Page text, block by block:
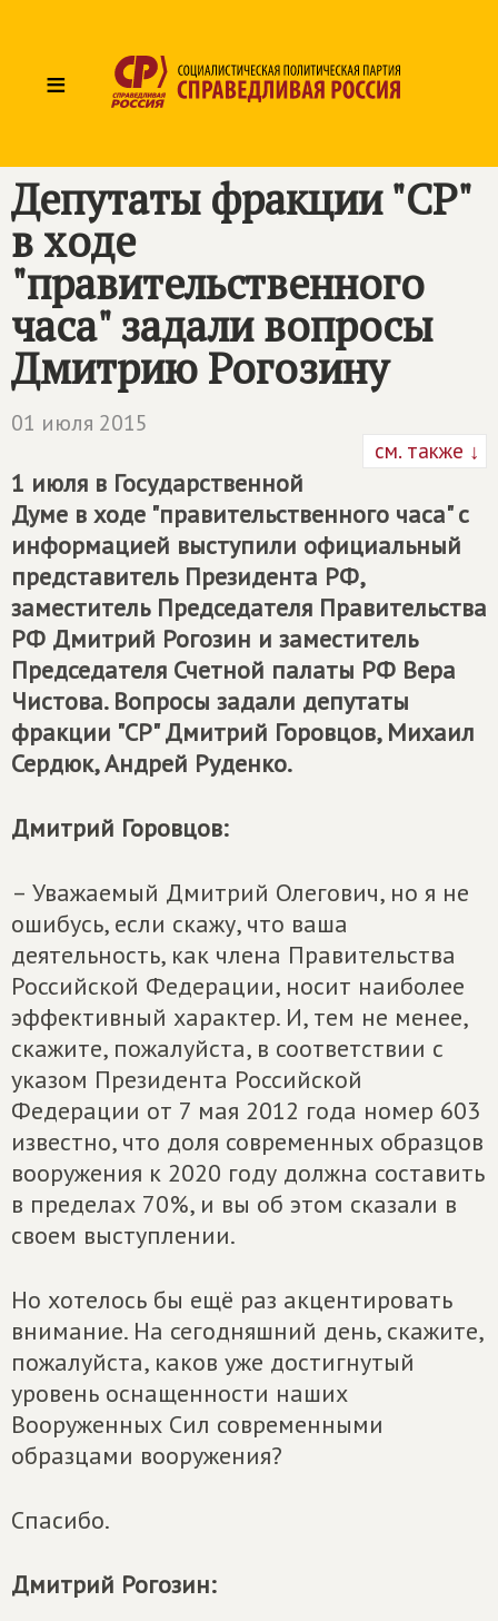
≡
Депутаты фракции "СР"
в ходе
"правительственного
часа" задали вопросы
Дмитрию Рогозину
01 июля 2015
см. также ↓
1 июля в Государственной
Думе в ходе "правительственного часа" с
информацией выступили официальный
представитель Президента РФ,
заместитель Председателя Правительства
РФ Дмитрий Рогозин и заместитель
Председателя Счетной палаты РФ Вера
Чистова. Вопросы задали депутаты
фракции "СР" Дмитрий Горовцов, Михаил
Сердюк, Андрей Руденко.
Дмитрий Горовцов:
– Уважаемый Дмитрий Олегович, но я не
ошибусь, если скажу, что ваша
деятельность, как члена Правительства
Российской Федерации, носит наиболее
эффективный характер. И, тем не менее,
скажите, пожалуйста, в соответствии с
указом Президента Российской
Федерации от 7 мая 2012 года номер 603
известно, что доля современных образцов
вооружения к 2020 году должна составить
в пределах 70%, и вы об этом сказали в
своем выступлении.
Но хотелось бы ещё раз акцентировать
внимание. На сегодняшний день, скажите,
пожалуйста, каков уже достигнутый
уровень оснащенности наших
Вооруженных Сил современными
образцами вооружения?
Спасибо.
Дмитрий Рогозин: